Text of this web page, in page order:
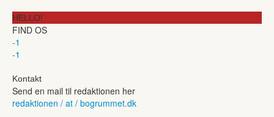
HELLO!
FIND OS
-1
-1
Kontakt
Send en mail til redaktionen her
redaktionen / at / bogrummet.dk